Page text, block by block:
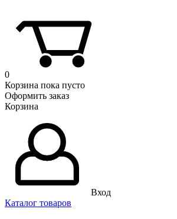
0
Корзина пока пусто
Оформить заказ
Корзина
Вход
Каталог товаров